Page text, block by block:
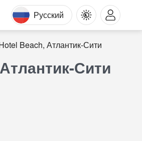
Русский
Beach, Атлантик-Сити
Сити